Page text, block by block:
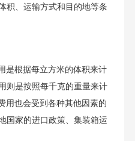
积、运输方式和目的地等条
是根据每立方米的体积来计
则是按照每千克的重量来计
用也会受到各种其他因素的
国家的进口政策、集装箱运